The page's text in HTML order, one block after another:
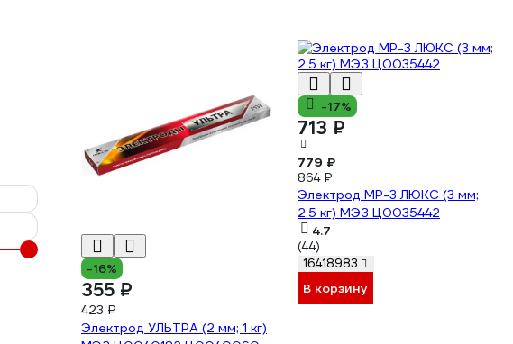
-16%
355 ₽
423 ₽
Электрод УЛЬТРА (2 мм; 1 кг)
-17%
713 ₽
779 ₽
864 ₽
Электрод МР-3 ЛЮКС (3 мм;
2.5 кг) МЭЗ Ц0035442
4.7
(44)
16418983
В корзину